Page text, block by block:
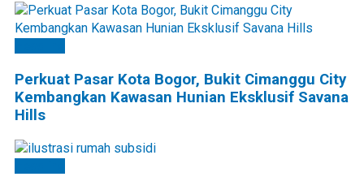
Perkuat Pasar Kota Bogor, Bukit Cimanggu City
Kembangkan Kawasan Hunian Eksklusif Savana
Hills